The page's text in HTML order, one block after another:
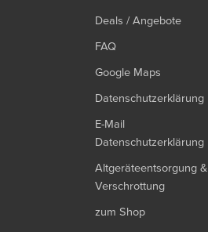
Deals / Angebote
FAQ
Google Maps
Datenschutzerklärung
E-Mail
Datenschutzerklärung
Altgeräteentsorgung &
Verschrottung
zum Shop